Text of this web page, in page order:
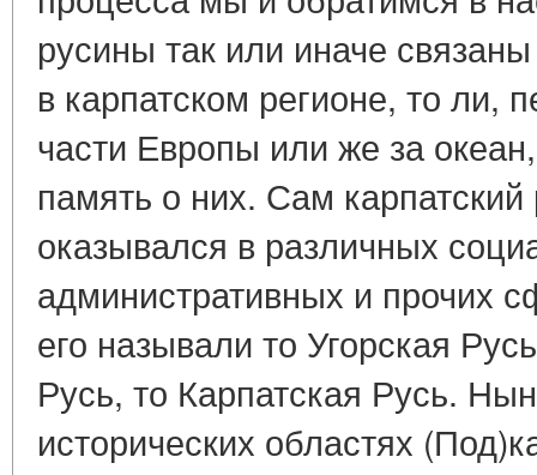
русины так или иначе
в карпатском регионе, то ли,
части Европы или же за
память о них. Сам карпатский
оказывался в различных
административных и прочих
его называли то Угорская
Русь, то Карпатская Русь.
исторических областях